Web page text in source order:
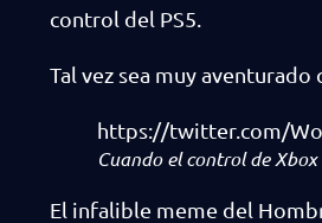
control del PS5.
Tal vez sea muy
https://twitter.com/
Cuando el control de
El infalible meme del